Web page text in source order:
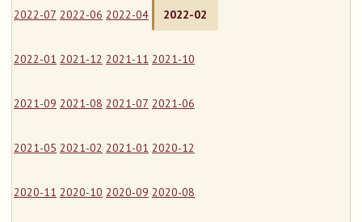
2022-07 2022-06 2022-04 2022-02
2022-01 2021-12 2021-11 2021-10
2021-09 2021-08 2021-07 2021-06
2021-05 2021-02 2021-01 2020-12
2020-11 2020-10 2020-09 2020-08